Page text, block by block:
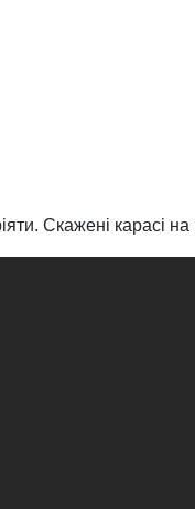
Скажені карасі